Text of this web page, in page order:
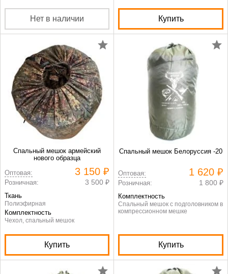
Нет в наличии Купить
Спальный мешок армейский
нового образца
Оптовая:
3 150 ₽
Розничная: 3 500 ₽
Ткань
Полиэфирная
Комплектность
Чехол, спальный мешок
Купить
Спальный мешок Белоруссия -20
Оптовая: 1 620 ₽
Розничная: 1 800 ₽
Комплектность
Спальный мешок с подголовником в
компрессионном мешке
Купить